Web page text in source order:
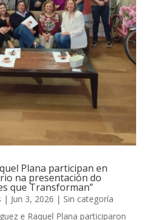
Plana participan en
na presentación do
que Transforman”
| Jun 3, 2026 | Sin categoría
e Raquel Plana participaron